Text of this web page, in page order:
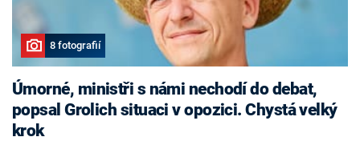
8 fotografií
Úmorné, ministři s námi nechodí do debat,
popsal Grolich situaci v opozici. Chystá velký
krok